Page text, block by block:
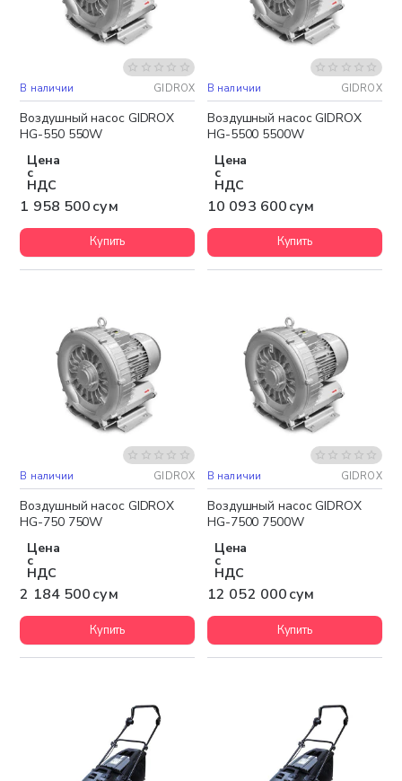
Бесплатная доставка
В наличии GIDROX
Воздушный насос GIDROX
HG-550 550W
Цена
с
НДС
1 958 500 сум
Купить
Бесплатная доставка
В наличии GIDROX
Воздушный насос GIDROX
HG-5500 5500W
Цена
с
НДС
10 093 600 сум
Купить
Бесплатная доставка
В наличии GIDROX
Воздушный насос GIDROX
HG-750 750W
Цена
с
НДС
2 184 500 сум
Купить
Бесплатная доставка
В наличии GIDROX
Воздушный насос GIDROX
HG-7500 7500W
Цена
с
НДС
12 052 000 сум
Купить